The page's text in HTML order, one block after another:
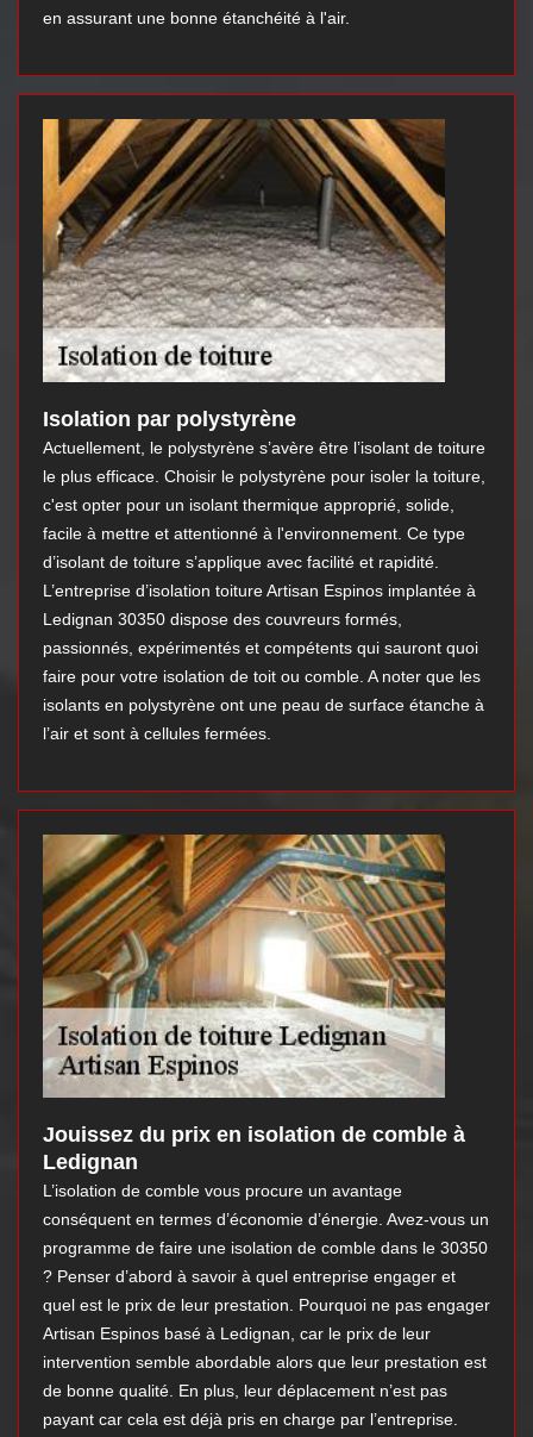
en assurant une bonne étanchéité à l'air.
Isolation par polystyrène
Actuellement, le polystyrène s’avère être l’isolant de toiture
le plus efficace. Choisir le polystyrène pour isoler la toiture,
c'est opter pour un isolant thermique approprié, solide,
facile à mettre et attentionné à l'environnement. Ce type
d’isolant de toiture s’applique avec facilité et rapidité.
L’entreprise d’isolation toiture Artisan Espinos implantée à
Ledignan 30350 dispose des couvreurs formés,
passionnés, expérimentés et compétents qui sauront quoi
faire pour votre isolation de toit ou comble. A noter que les
isolants en polystyrène ont une peau de surface étanche à
l’air et sont à cellules fermées.
Jouissez du prix en isolation de comble à
Ledignan
L’isolation de comble vous procure un avantage
conséquent en termes d’économie d’énergie. Avez-vous un
programme de faire une isolation de comble dans le 30350
? Penser d’abord à savoir à quel entreprise engager et
quel est le prix de leur prestation. Pourquoi ne pas engager
Artisan Espinos basé à Ledignan, car le prix de leur
intervention semble abordable alors que leur prestation est
de bonne qualité. En plus, leur déplacement n’est pas
payant car cela est déjà pris en charge par l’entreprise.